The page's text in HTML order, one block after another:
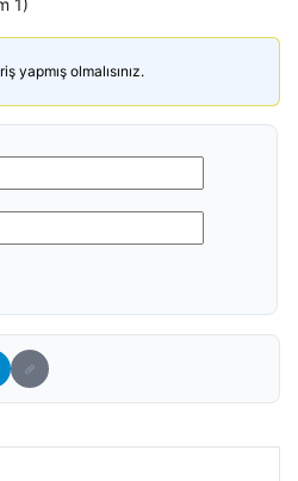
1)
yapmış olmalısınız.